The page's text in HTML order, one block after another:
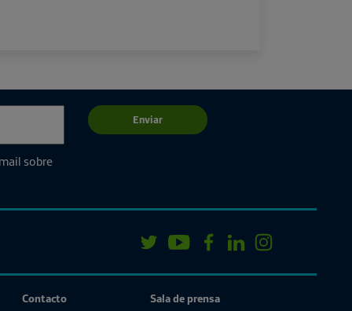
sobre
Enviar
Contacto
Sala de prensa